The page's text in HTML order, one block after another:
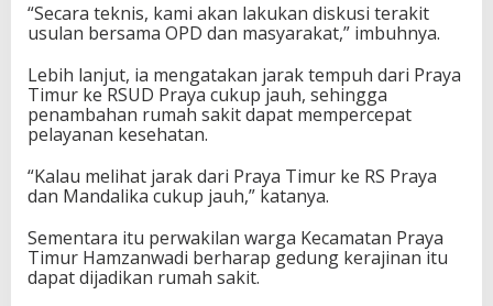
R
u
a
h
S
a
i
t
a
r
u
“Secara teknis, kami akan lakukan diskusi terakit
usulan bersama OPD dan masyarakat,” imbuhnya.
Lebih lanjut, ia mengatakan jarak tempuh dari Praya
Timur ke RSUD Praya cukup jauh, sehingga
penambahan rumah sakit dapat mempercepat
pelayanan kesehatan.
“Kalau melihat jarak dari Praya Timur ke RS Praya
dan Mandalika cukup jauh,” katanya.
Sementara itu perwakilan warga Kecamatan Praya
Timur Hamzanwadi berharap gedung kerajinan itu
dapat dijadikan rumah sakit.